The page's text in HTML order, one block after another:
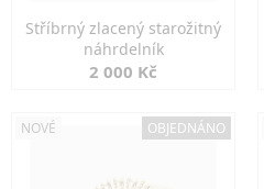
Stříbrný zlacený starožitný
náhrdelník
2 000 Kč
NOVÉ OBJEDNÁNO